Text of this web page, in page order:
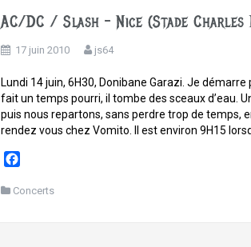
o
AC/DC / Slash – Nice (Stade
17 juin 2010 js64
Lundi 14 juin, 6H30, Donibane Garazi. Je démarre
fait un temps pourri, il tombe des sceaux d’eau.
puis nous repartons, sans perdre trop de temps,
rendez vous chez Vomito. Il est environ 9H15
c
Concerts